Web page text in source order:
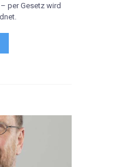
per Gesetz wird